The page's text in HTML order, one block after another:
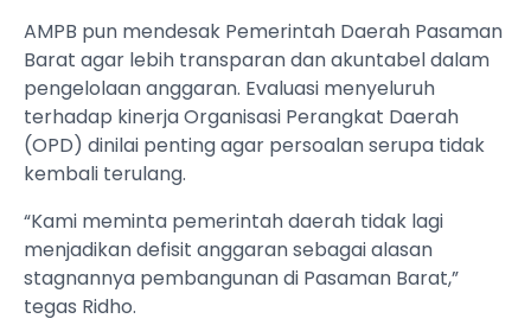
AMPB pun mendesak Pemerintah Daerah Pasaman
Barat agar lebih transparan dan akuntabel dalam
pengelolaan anggaran. Evaluasi menyeluruh
terhadap kinerja Organisasi Perangkat Daerah
(OPD) dinilai penting agar persoalan serupa tidak
kembali terulang.
“Kami meminta pemerintah daerah tidak lagi
menjadikan defisit anggaran sebagai alasan
stagnannya pembangunan di Pasaman Barat,”
tegas Ridho.